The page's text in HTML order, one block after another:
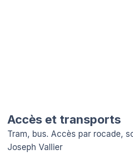
Accès et transports
Tram, bus. Accès par rocade,
Joseph Vallier